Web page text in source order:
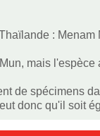
: Menam
mais
de spécimens
donc qu'il soit